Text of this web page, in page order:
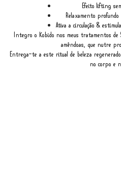
Efeito lifting
Relaxamento
Ativa a circulação &
Integro o Kobido nos meus tratamentos de
amêndoas, que nutre
Entrega-te a este ritual de beleza
no corpo e